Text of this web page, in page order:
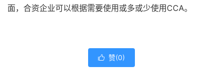
面，合资企业可以根据需要使用或多或少使用CCA。
 赞(0)